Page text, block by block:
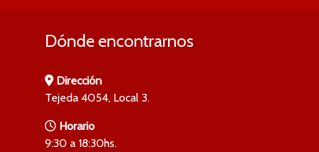
Dónde encontrarnos
Dirección
Tejeda 4054, Local 3.
Horario
9:30 a 18:30hs.